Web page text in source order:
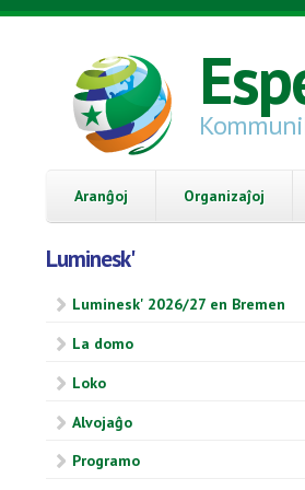
Skip to main content
Aranĝoj Organizaĵoj
Luminesk'
Luminesk' 2026/27 en Bremen
La domo
Loko
Alvojaĝo
Programo